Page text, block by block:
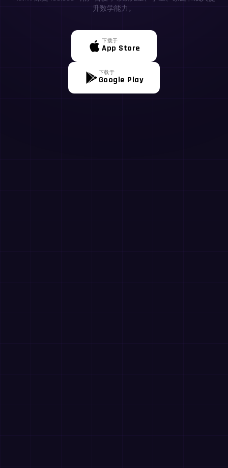
升数学能力。
下载于
App Store
下载于
Google Play